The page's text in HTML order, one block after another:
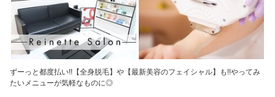
ずーっと都度払い!!【全身脱毛】や【最新美容のフェイシャル】も!!やってみ
たいメニューが気軽なものに◎